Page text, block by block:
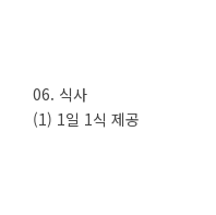
06. 식사
(1) 1일 1식 제공